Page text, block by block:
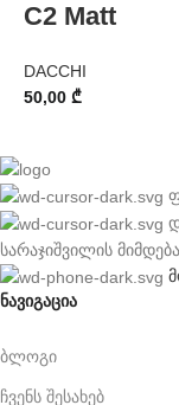
C2 Matt
DACCHI
50,00 ₾
სარაჯიშვილის
ნავიგაცია
ბლოგი
ჩვენს შესახებ